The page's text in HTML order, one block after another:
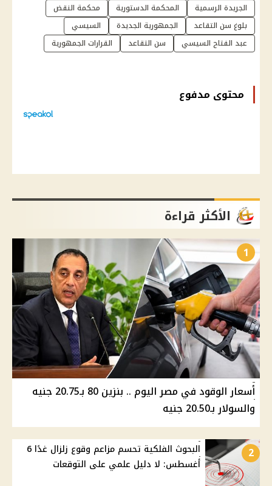
الجريدة الرسمية المحكمة الدستورية
محكمة النقض
بلوغ سن التقاعد
الجمهورية الجديدة
السيسي
عبد الفتاح السيسي
سن التقاعد القرارات الجمهورية
محتوى مدفوع
الأكثر قراءة
1
أسعار الوقود في مصر اليوم .. بنزين 80 بـ20.75 جنيه
والسولار بـ20.50 جنيه
2
البحوث الفلكية تحسم مزاعم وقوع زلزال غدًا 6
أغسطس: لا دليل علمي على التوقعات